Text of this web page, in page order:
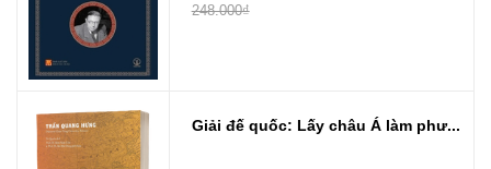
248.000₫
Giải đế quốc: Lấy châu Á làm phư...